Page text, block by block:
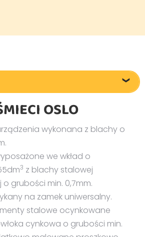
OSLO
wykonana z blachy o
we wkład o
3 z blachy stalowej
grubości min. 0,7mm.
na zamek uniwersalny.
stalowe ocynkowane
cynkowa o grubości min.